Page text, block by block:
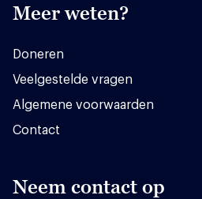
Meer weten?
Doneren
Veelgestelde vragen
Algemene voorwaarden
Contact
Neem contact op